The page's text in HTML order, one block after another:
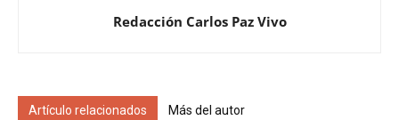
Redacción Carlos Paz Vivo
Artículo relacionados Más del autor